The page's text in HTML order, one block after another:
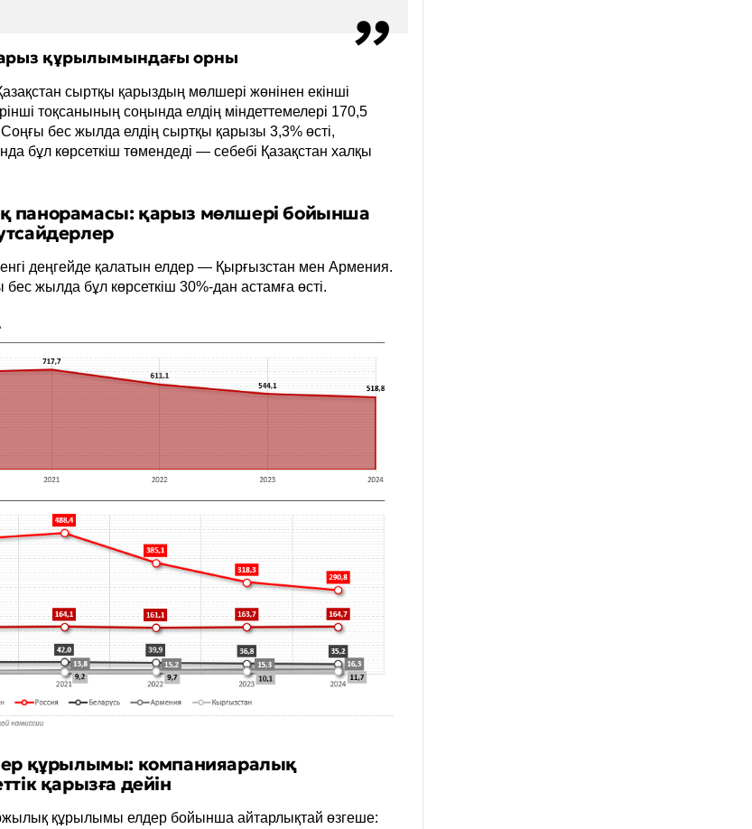
құрылымындағы орны
сыртқы қарыздың мөлшері жөнінен екінші
тоқсанының соңында елдің міндеттемелері 170,5
бес жылда елдің сыртқы қарызы 3,3% өсті,
бұл көрсеткіш төмендеді — себебі Қазақстан халқы
қарыз мөлшері бойынша
деңгейде қалатын елдер — Қырғызстан мен Армения.
жылда бұл көрсеткіш 30%-дан астамға өсті.
құрылымы: компанияаралық
қарызға дейін
құрылымы елдер бойынша айтарлықтай өзгеше: